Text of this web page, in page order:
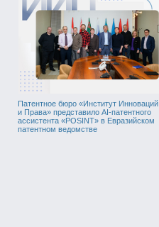
Патентное бюро «Институт Инноваций
и Права» представило AI-патентного
ассистента «POSINT» в Евразийском
патентном ведомстве